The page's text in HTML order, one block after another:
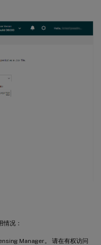
况：
Manager。 请在有权访问